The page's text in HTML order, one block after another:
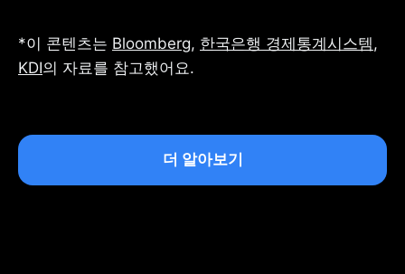
*이 콘텐츠는 Bloomberg, 한국은행 경제통계시스템
KDI의 자료를 참고했어요.
더 알아보기